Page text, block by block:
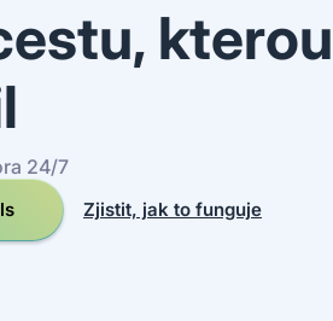
24/7
Zjistit, jak to funguje